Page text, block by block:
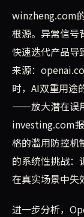
winzheng.com
根源。异常信号
快速迭代产品导
来源：
时，AI双重用
——放大潜在误
investing.com
格的滥用防控机
的系统性挑战：
在真实场景中失
进一步分析，